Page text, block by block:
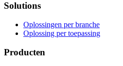
Solutions
Oplossingen per branche
Oplossing per toepassing
Producten